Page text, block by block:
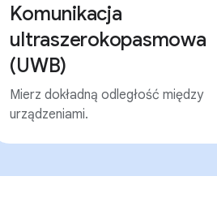
Komunikacja
ultraszerokopasmowa
(UWB)
Mierz dokładną odległość między
urządzeniami.